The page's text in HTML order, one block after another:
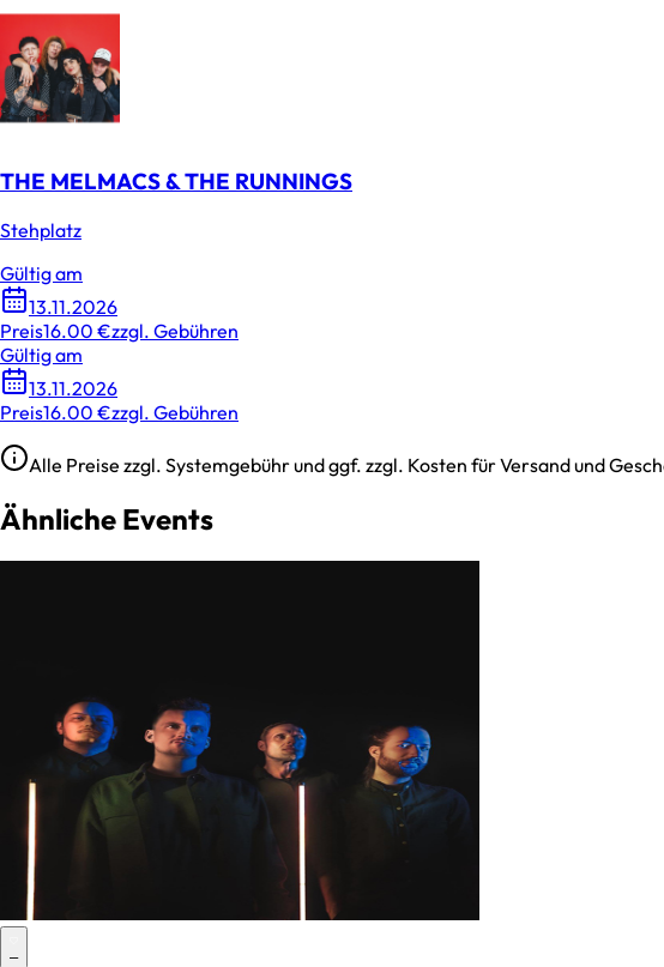
THE MELMACS & THE RUNNINGS
Stehplatz
Gültig am
13.11.2026
Preis16.00 €zzgl. Gebühren
Gültig am
13.11.2026
Preis16.00 €zzgl. Gebühren
Alle Preise zzgl. Systemgebühr und ggf. zzgl. Kosten für Versand und
Ähnliche Events
–